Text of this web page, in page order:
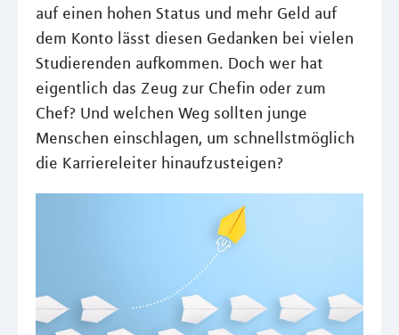
auf einen hohen Status und mehr Geld auf
dem Konto lässt diesen Gedanken bei vielen
Studierenden aufkommen. Doch wer hat
eigentlich das Zeug zur Chefin oder zum
Chef? Und welchen Weg sollten junge
Menschen einschlagen, um schnellstmöglich
die Karriereleiter hinaufzusteigen?